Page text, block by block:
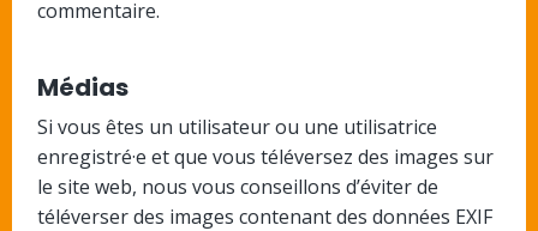
commentaire.
Médias
Si vous êtes un utilisateur ou une utilisatrice
enregistré·e et que vous téléversez des images sur
le site web, nous vous conseillons d’éviter de
téléverser des images contenant des données EXIF